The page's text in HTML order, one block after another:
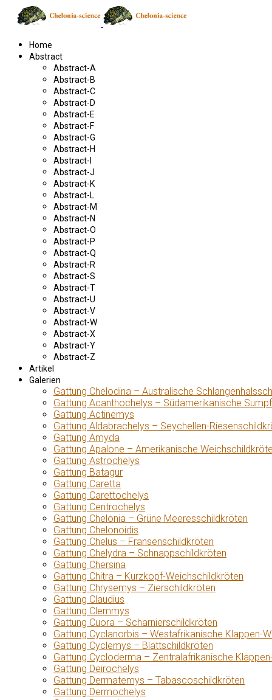
Home
Abstract
Abstract-A
Abstract-B
Abstract-C
Abstract-D
Abstract-E
Abstract-F
Abstract-G
Abstract-H
Abstract-I
Abstract-J
Abstract-K
Abstract-L
Abstract-M
Abstract-N
Abstract-O
Abstract-P
Abstract-Q
Abstract-R
Abstract-S
Abstract-T
Abstract-U
Abstract-V
Abstract-W
Abstract-X
Abstract-Y
Abstract-Z
Artikel
Galerien
Gattung Chelodina – Australische
Gattung Acanthochelys – Südamerikanische
Gattung Actinemys
Gattung Aldabrachelys – Seychellen-
Gattung Amyda
Gattung Apalone – Amerikanische
Gattung Astrochelys
Gattung Batagur
Gattung Caretta
Gattung Carettochelys
Gattung Centrochelys
Gattung Chelonia – Grüne Meeresschildkröten
Gattung Chelonoidis
Gattung Chelus – Fransenschildkröten
Gattung Chelydra – Schnappschildkröten
Gattung Chersina
Gattung Chitra – Kurzkopf-Weichschildkröten
Gattung Chrysemys – Zierschildkröten
Gattung Claudius
Gattung Clemmys
Gattung Cuora – Scharnierschildkröten
Gattung Cyclanorbis – Westafrikanische Klappen-
Gattung Cyclemys – Blattschildkröten
Gattung Cycloderma – Zentralafrikanische
Gattung Deirochelys
Gattung Dermatemys – Tabascoschildkröten
Gattung Dermochelys